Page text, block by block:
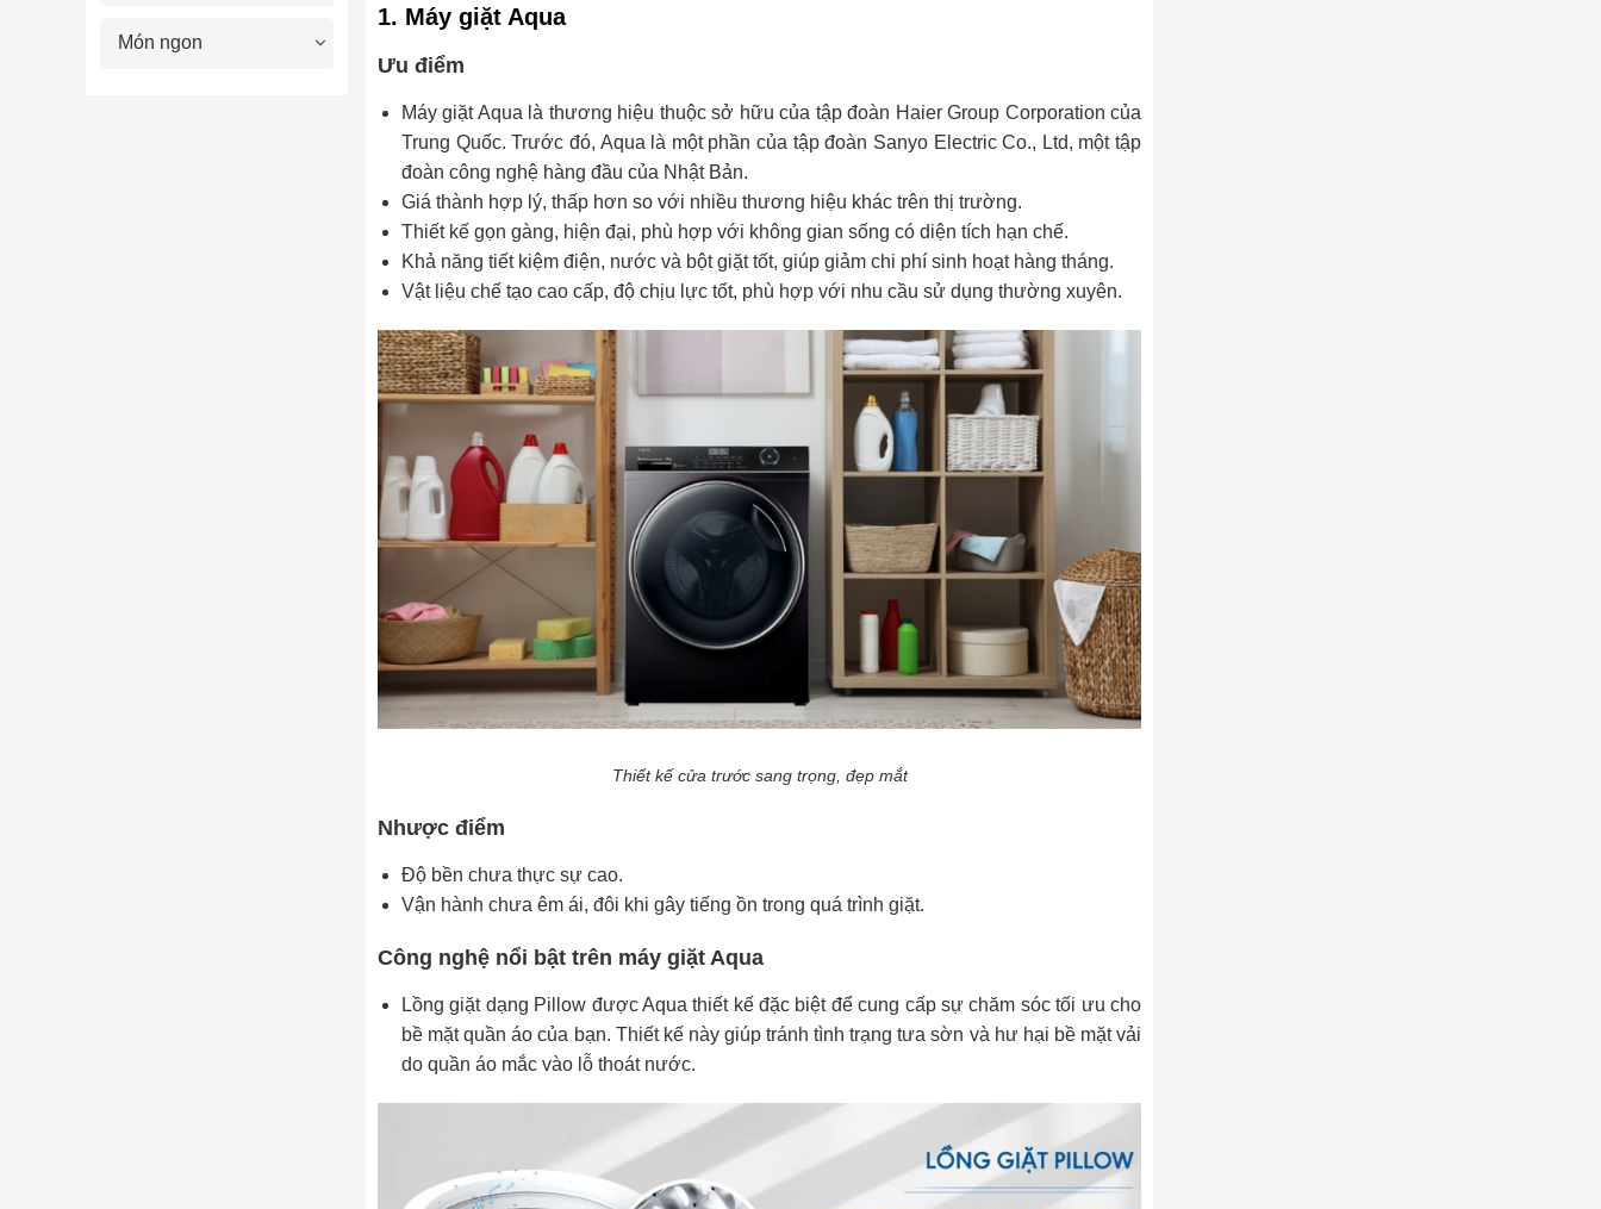
Món ngon
1. Máy giặt Aqua
Ưu điểm
Máy giặt Aqua là thương hiệu thuộc sở hữu của tập đoàn Haier Group Corporation của
Trung Quốc. Trước đó, Aqua là một phần của tập đoàn Sanyo Electric Co., Ltd, một tập
đoàn công nghệ hàng đầu của Nhật Bản.
Giá thành hợp lý, thấp hơn so với nhiều thương hiệu khác trên thị trường.
Thiết kế gọn gàng, hiện đại, phù hợp với không gian sống có diện tích hạn chế.
Khả năng tiết kiệm điện, nước và bột giặt tốt, giúp giảm chi phí sinh hoạt hàng tháng.
Vật liệu chế tạo cao cấp, độ chịu lực tốt, phù hợp với nhu cầu sử dụng thường xuyên.
Thiết kế cửa trước sang trọng, đẹp mắt
Nhược điểm
Độ bền chưa thực sự cao.
Vận hành chưa êm ái, đôi khi gây tiếng ồn trong quá trình giặt.
Công nghệ nổi bật trên máy giặt Aqua
Lồng giặt dạng Pillow được Aqua thiết kế đặc biệt để cung cấp sự chăm sóc tối ưu cho
bề mặt quần áo của bạn. Thiết kế này giúp tránh tình trạng tưa sờn và hư hại bề mặt vải
do quần áo mắc vào lỗ thoát nước.